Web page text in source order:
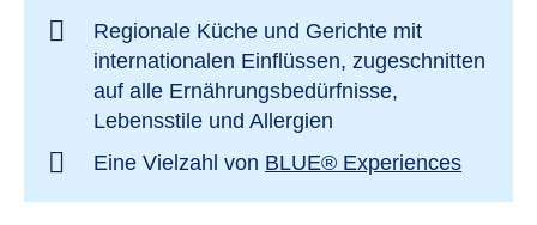
Regionale Küche und Gerichte mit
internationalen Einflüssen, zugeschnitten
auf alle Ernährungsbedürfnisse,
Lebensstile und Allergien
Eine Vielzahl von BLUE® Experiences